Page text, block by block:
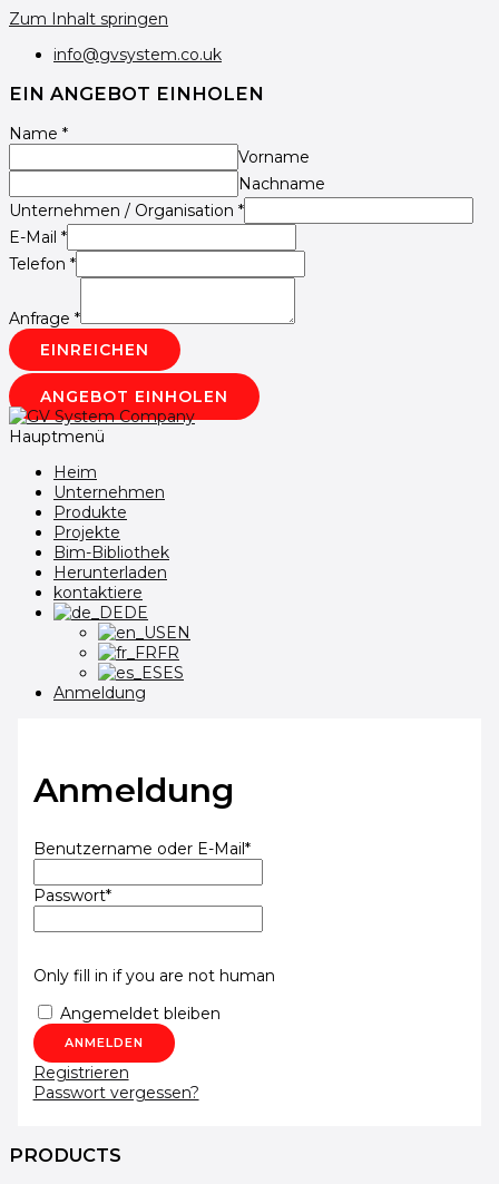
Zum Inhalt springen
info@gvsystem.co.uk
EIN ANGEBOT EINHOLEN
Name *
Vorname
Nachname
Unternehmen / Organisation *
E-Mail *
Telefon *
Anfrage *
EINREICHEN
ANGEBOT EINHOLEN
Hauptmenü
Heim
Unternehmen
Produkte
Projekte
Bim-Bibliothek
Herunterladen
kontaktiere
DE
EN
FR
ES
Anmeldung
Anmeldung
Benutzername oder E-Mail*
Passwort*
Only fill in if you are not human
Angemeldet bleiben
Registrieren
Passwort vergessen?
PRODUCTS